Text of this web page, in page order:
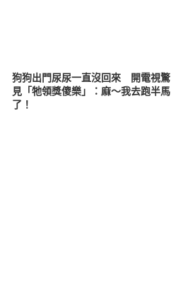
狗狗出門尿尿一直沒回來 開電視驚
見「牠領獎傻樂」：麻～我去跑半馬
了！